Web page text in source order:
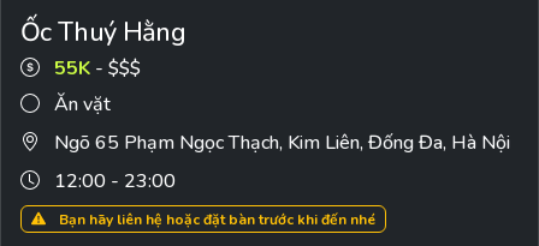
Ốc Thuý Hằng
55K - $$$
Ăn vặt
Ngõ 65 Phạm Ngọc Thạch, Kim Liên, Đống Đa, Hà Nội
12:00 - 23:00
Bạn hãy liên hệ hoặc đặt bàn trước khi đến nhé